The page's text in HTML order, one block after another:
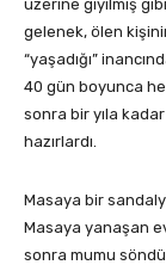
üzerine giyilmiş
gelenek, ölen
“yaşadığı”
40 gün boyunca
sonra bir yıla
hazırlardı.
Masaya bir sandalye
Masaya yanaşan
sonra mumu